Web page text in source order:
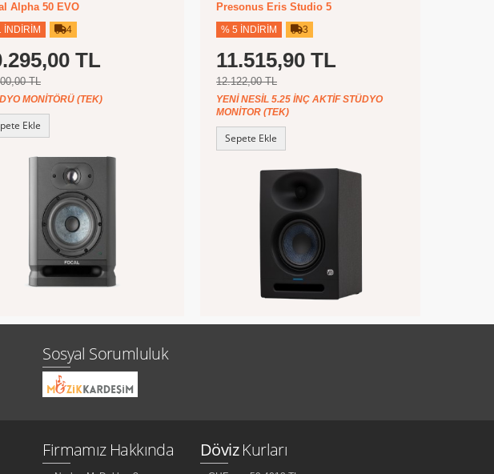
Alpha 50 EVO
İNDIRIM 4
TL
TL
MONITÖRÜ (TEK)
Ekle
Presonus Eris Studio 5
% 5 İNDIRIM 3
11.515,90 TL
12.122,00 TL
YENI NESIL 5.25 INÇ AKTIF STÜDYO
MONITOR (TEK)
Sepete Ekle
Sosyal Sorumluluk
Firmamız Hakkında DövizKurları